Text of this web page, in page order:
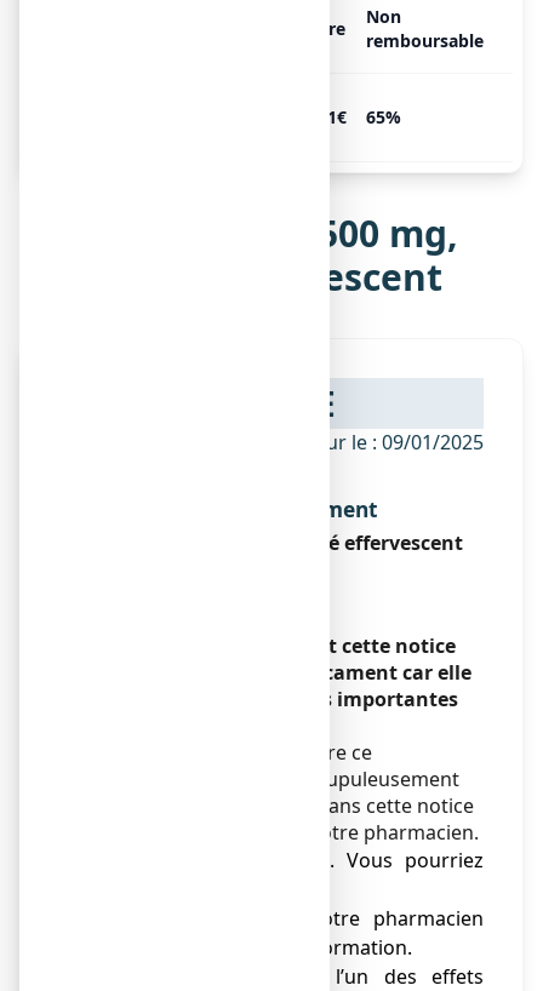
Libre
Non
remboursable
6.31€ 65%
Notice de CACIT 500 mg,
comprimé effervescent
NOTICE
ANSM - Mis à jour le : 09/01/2025
Dénomination du médicament
CACIT 500 mg, comprimé effervescent
Veuillez lire attentivement cette notice
avant de prendre ce médicament car elle
contient des informations importantes
Vous devez toujours prendre ce
médicament en suivant scrupuleusement
les informations fournies dans cette notice
ou par votre médecin ou votre pharmacien.
● Gardez cette notice. Vous pourriez
● Adressez-vous à votre pharmacien
pour tout conseil ou information.
● Si vous ressentez l’un des effets